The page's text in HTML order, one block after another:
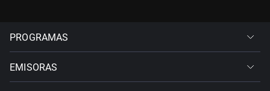
PROGRAMAS
EMISORAS